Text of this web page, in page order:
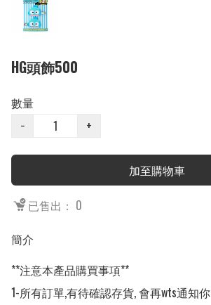
HG頭飾500
數量
−
+
加至購物車
已售出： 0
簡介
**注意本產品購買事項**
1-所有訂單,有待確認存貨, 會再wts通知你